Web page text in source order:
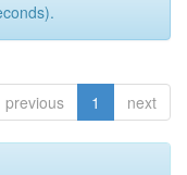
previous 1 next